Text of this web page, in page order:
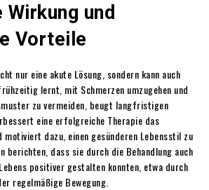
und
Vorteile
nur eine akute Lösung, sondern kann auch
lernt, mit Schmerzen umzugehen und
zu vermeiden, beugt langfristigen
eine erfolgreiche Therapie das
motiviert dazu, einen gesünderen Lebensstil zu
berichten, dass sie durch die Behandlung auch
positiver gestalten konnten, etwa durch
regelmäßige Bewegung.